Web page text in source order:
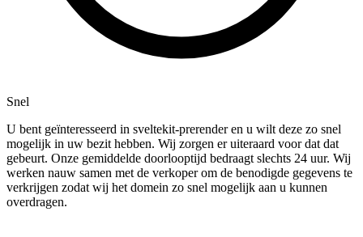
Snel
U bent geïnteresseerd in sveltekit-prerender en u wilt deze zo snel
mogelijk in uw bezit hebben. Wij zorgen er uiteraard voor dat dat
gebeurt. Onze gemiddelde doorlooptijd bedraagt slechts 24 uur. Wij
werken nauw samen met de verkoper om de benodigde gegevens te
verkrijgen zodat wij het domein zo snel mogelijk aan u kunnen
overdragen.